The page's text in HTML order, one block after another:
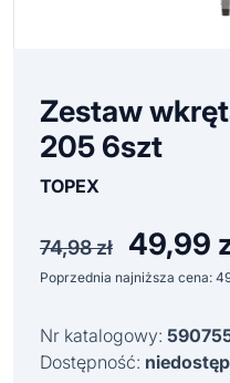
Zestaw
205 6szt
TOPEX
74,98zł
Pierwotna
cena
wynosiła:
49,99
Poprzednia najniższa cena:
Nr katalogowy:
Dostępność: